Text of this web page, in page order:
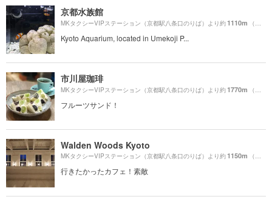
京都水族館
MKタクシーVIPステーション（京都駅八条口のりば）より約1110m （徒歩19分）
Kyoto Aquarium, located in Umekoji P...
市川屋珈琲
MKタクシーVIPステーション（京都駅八条口のりば）より約1770m （徒歩30分）
フルーツサンド！
Walden Woods Kyoto
MKタクシーVIPステーション（京都駅八条口のりば）より約1150m （徒歩20分）
行きたかったカフェ！素敵